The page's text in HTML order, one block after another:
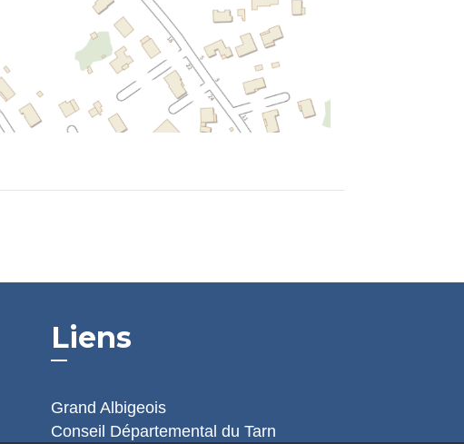
Liens
Grand Albigeois
Conseil Départemental du Tarn